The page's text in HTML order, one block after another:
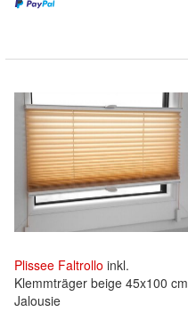
Plissee Faltrollo inkl.
Klemmträger beige 45x100 cm
Jalousie